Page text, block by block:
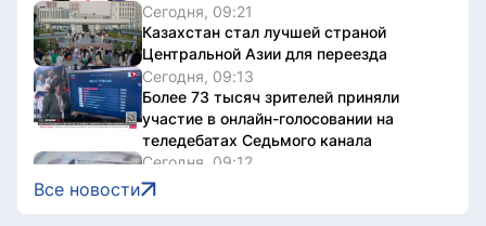
Сегодня, 09:21
Казахстан стал лучшей страной
Центральной Азии для переезда
Сегодня, 09:13
Более 73 тысяч зрителей приняли
участие в онлайн-голосовании на
теледебатах Седьмого канала
Сегодня, 09:12
Курс валют в обменниках Астаны на 6
Все новости